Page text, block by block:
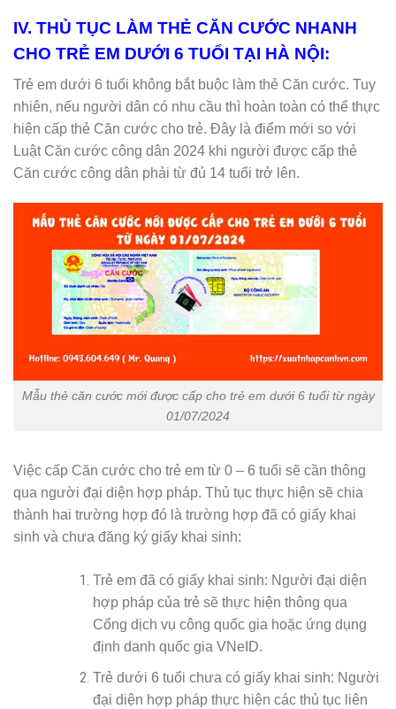
IV. THỦ TỤC LÀM THẺ CĂN CƯỚC NHANH
CHO TRẺ EM DƯỚI 6 TUỔI TẠI HÀ NỘI:
Trẻ em dưới 6 tuổi không bắt buộc làm thẻ Căn cước. Tuy
nhiên, nếu người dân có nhu cầu thì hoàn toàn có thể thực
hiện cấp thẻ Căn cước cho trẻ. Đây là điểm mới so với
Luật Căn cước công dân 2024 khi người được cấp thẻ
Căn cước công dân phải từ đủ 14 tuổi trở lên.
Mẫu thẻ căn cước mới được cấp cho trẻ em dưới 6 tuổi từ ngày
01/07/2024
Việc cấp Căn cước cho trẻ em từ 0 – 6 tuổi sẽ cần thông
qua người đại diện hợp pháp. Thủ tục thực hiện sẽ chia
thành hai trường hợp đó là trường hợp đã có giấy khai
sinh và chưa đăng ký giấy khai sinh:
Trẻ em đã có giấy khai sinh: Người đại diện
hợp pháp của trẻ sẽ thực hiện thông qua
Cổng dịch vụ công quốc gia hoặc ứng dụng
định danh quốc gia VNeID.
Trẻ dưới 6 tuổi chưa có giấy khai sinh: Người
đại diện hợp pháp thực hiện các thủ tục liên